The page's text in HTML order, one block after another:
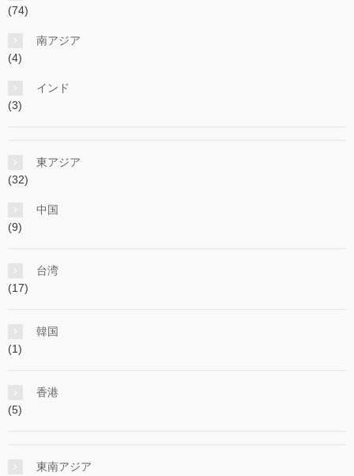
(74)
南アジア
(4)
インド
(3)
東アジア
(32)
中国
(9)
台湾
(17)
韓国
(1)
香港
(5)
東南アジア